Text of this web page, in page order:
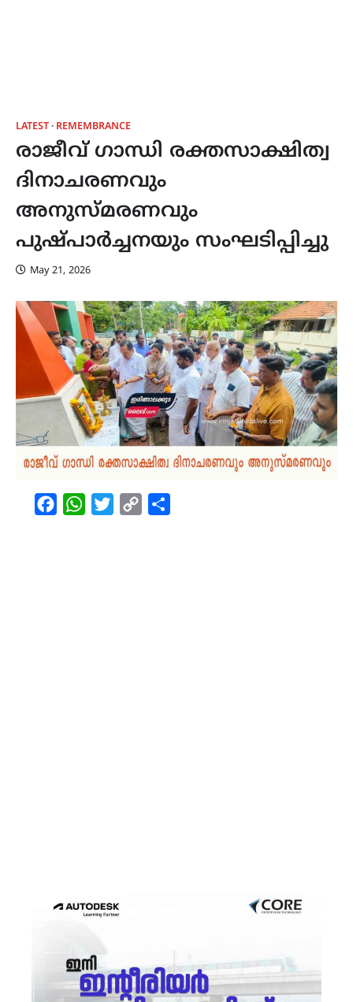
LATEST REMEMBRANCE
രാജീവ് ഗാന്ധി രക്തസാക്ഷിത്വ
ദിനാചരണവും
അനുസ്മരണവും
പുഷ്പാർച്ചനയും സംഘടിപ്പിച്ചു
May 21, 2026
FacebookWhatsAppTwitterCopy